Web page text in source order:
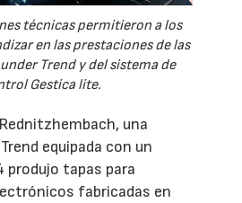
técnicas permitieron a los
en las prestaciones de las
Trend y del sistema de
Gestica lite.
una
equipada con un
tapas para
fabricadas en